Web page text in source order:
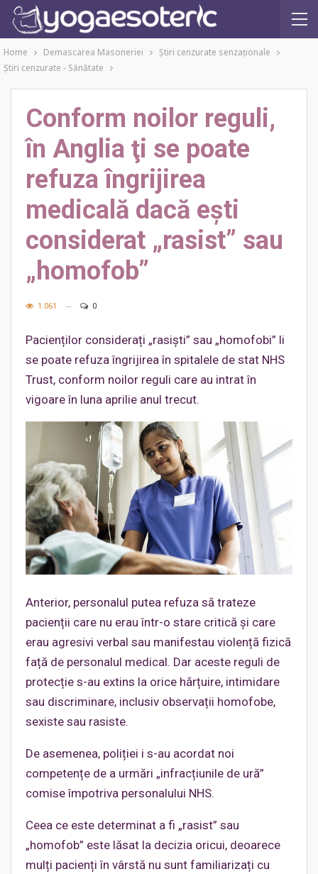
Home Demascarea Masoneriei
Ştiri cenzurate senzaţionale
Ştiri cenzurate - Sănătate
Conform noilor reguli,
în Anglia ţi se poate
refuza îngrijirea
medicală dacă ești
considerat „rasist” sau
„homofob”
1.061 0
Pacienților considerați „rasiști” sau „homofobi” li
se poate refuza îngrijirea în spitalele de stat NHS
Trust, conform noilor reguli care au intrat în
vigoare în luna aprilie anul trecut.
Anterior, personalul putea refuza să trateze
pacienții care nu erau într-o stare critică și care
erau agresivi verbal sau manifestau violență fizică
față de personalul medical. Dar aceste reguli de
protecție s-au extins la orice hărțuire, intimidare
sau discriminare, inclusiv observații homofobe,
sexiste sau rasiste.
De asemenea, poliției i s-au acordat noi
competențe de a urmări „infracțiunile de ură”
comise împotriva personalului NHS.
Ceea ce este determinat a fi „rasist” sau
„homofob” este lăsat la decizia oricui, deoarece
mulți pacienți în vârstă nu sunt familiarizați cu